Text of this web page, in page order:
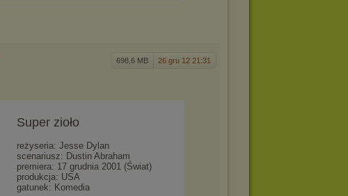
698,6 MB 26 gru 12 21:31
Super zioło
reżyseria: Jesse Dylan
scenariusz: Dustin Abraham
premiera: 17 grudnia 2001 (Świat)
produkcja: USA
gatunek: Komedia